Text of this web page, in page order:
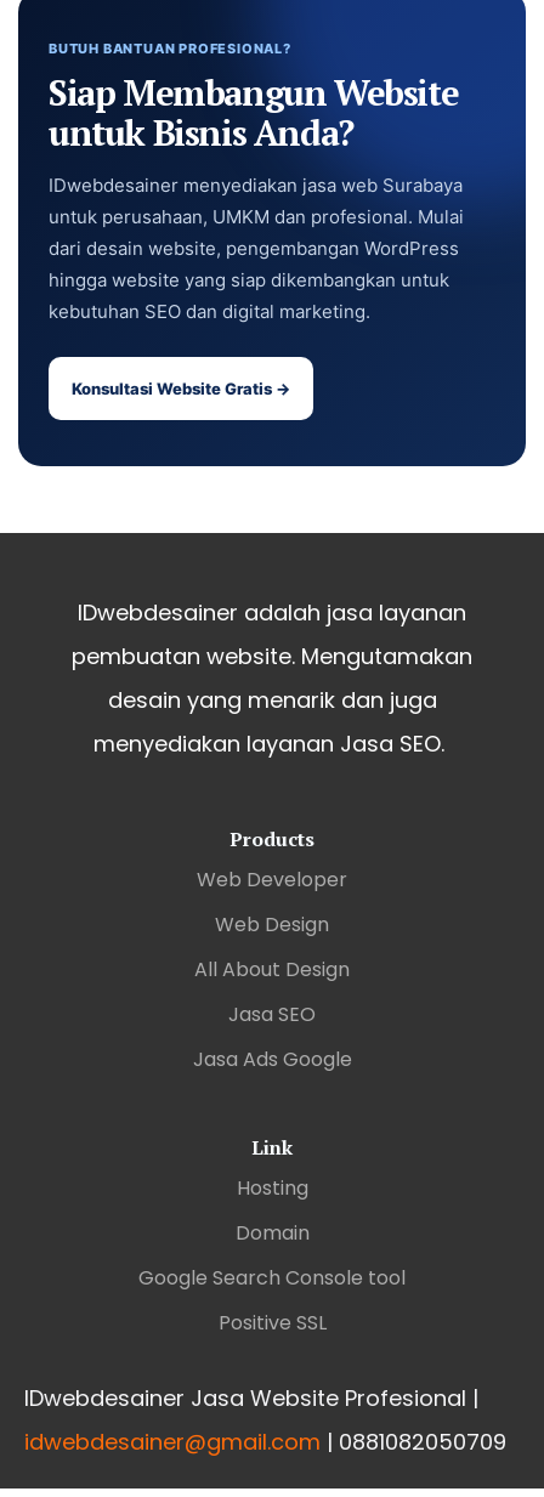
BUTUH BANTUAN PROFESIONAL?
Siap Membangun Website
untuk Bisnis Anda?
IDwebdesainer menyediakan jasa web Surabaya
untuk perusahaan, UMKM dan profesional. Mulai
dari desain website, pengembangan WordPress
hingga website yang siap dikembangkan untuk
kebutuhan SEO dan digital marketing.
Konsultasi Website Gratis →
IDwebdesainer adalah jasa layanan
pembuatan website. Mengutamakan
desain yang menarik dan juga
menyediakan layanan Jasa SEO.
Products
Web Developer
Web Design
All About Design
Jasa SEO
Jasa Ads Google
Link
Hosting
Domain
Google Search Console tool
Positive SSL
IDwebdesainer Jasa Website Profesional |
idwebdesainer@gmail.com | 0881082050709